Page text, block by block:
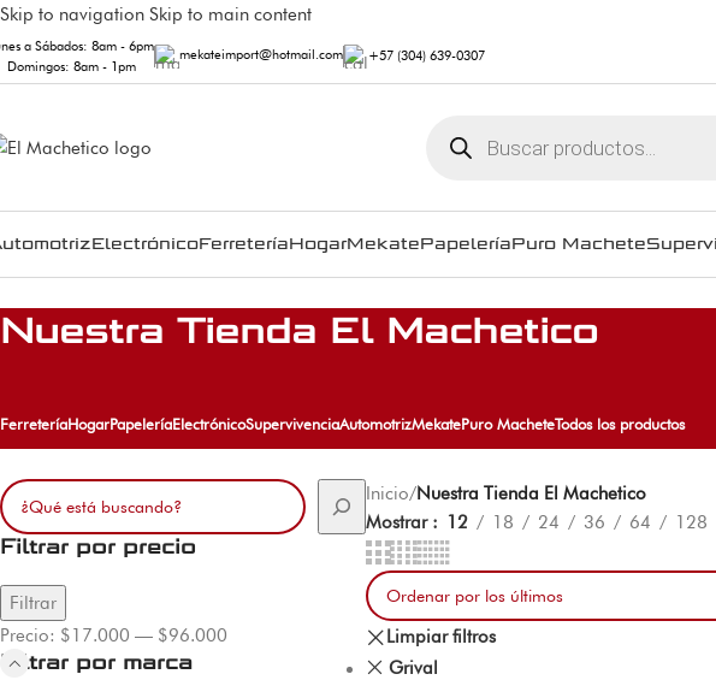
Skip to navigation Skip to main content
a Sábados: 8am - 6pm
Domingos: 8am - 1pm
mekateimport@hotmail.com +57 (304) 639-0307
ElectrónicoFerreteríaHogarMekatePapeleríaPuro Machete
Nuestra Tienda El Machetico
FerreteríaHogarPapeleríaElectrónicoSupervivenciaAutomotrizMekatePuro MacheteTodos los productos
Filtrar por precio
Filtrar
Precio: $17.000 — $96.000
Filtrar por marca
Inicio/Nuestra Tienda El Machetico
Mostrar
12 18 24 36 64 128
Limpiar filtros
Grival